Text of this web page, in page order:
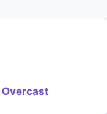
Overcast